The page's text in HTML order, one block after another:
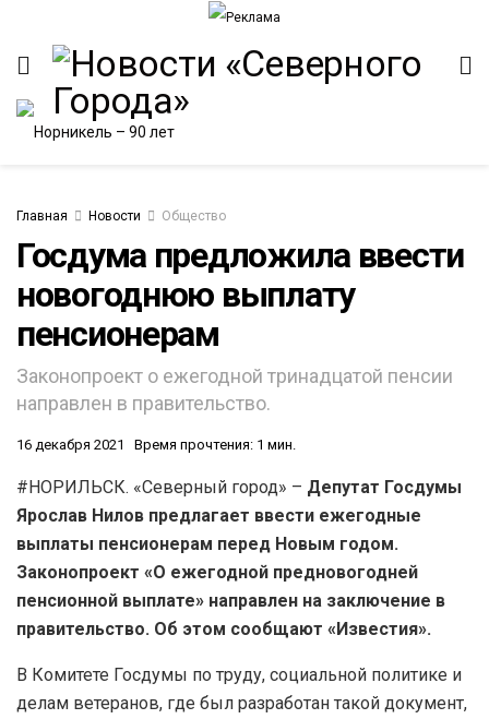
Главная Новости Общество
Госдума предложила ввести
новогоднюю выплату
пенсионерам
Законопроект о ежегодной тринадцатой пенсии
направлен в правительство.
16 декабря 2021 Время прочтения: 1 мин.
#НОРИЛЬСК. «Северный город» – Депутат Госдумы
Ярослав Нилов предлагает ввести ежегодные
выплаты пенсионерам перед Новым годом.
Законопроект «О ежегодной предновогодней
пенсионной выплате» направлен на заключение в
правительство. Об этом сообщают «Известия».
В Комитете Госдумы по труду, социальной политике и
делам ветеранов, где был разработан такой документ,